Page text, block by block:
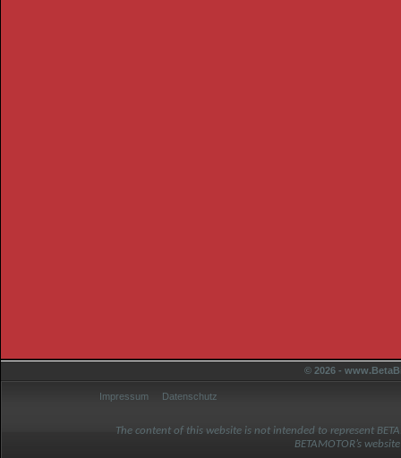
© 2026 -
Impressum Datenschutz
The content of this website is not intended to represent
BETAMOTOR’s